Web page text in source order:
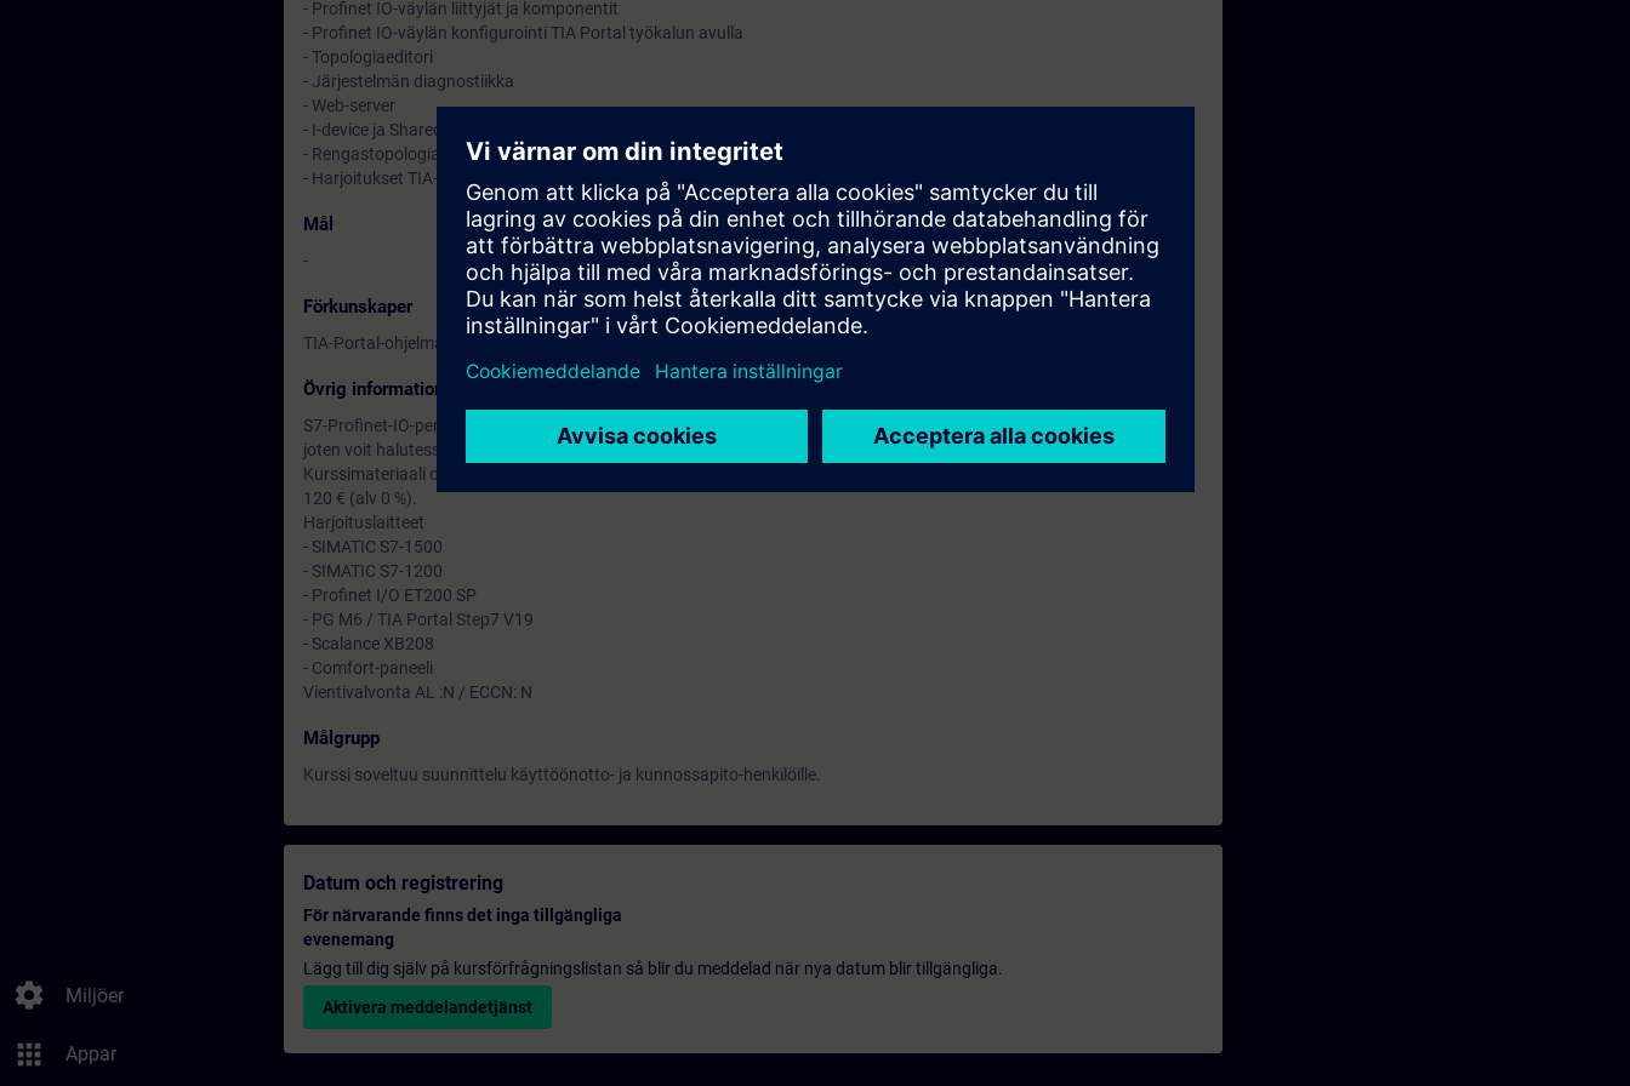
settings Miljöer
apps Appar
- Profinet IO-väylän liittyjät ja komponentit
- Profinet IO-väylän konfigurointi TIA Portal työkalun avulla
- Topologiaeditori
- Järjestelmän diagnostiikka
- Web-server
- I-device ja Shared device
- Rengastopologia (MRP-protokolla)
- Harjoitukset TIA-Portal ja S7-1500
Mål
-
Förkunskaper
TIA-Portal-ohjelman ja S7-1500-tuntemus.
Övrig information
S7-Profinet-IO-peruskurssi, TIA-Profinet ja Profinet WLAN kurssit järjestetään samoilla viikoilla peräkkäisinä päivinä,
joten voit halutessi laajentaa profinet osaamistasi kerralla useammalla kurssilla.
Kurssimateriaali on englanniksi ja jaetaan sähköisessä muodossa (pdf). Osallistuja voi tilata tulostetun mapin hintaan
120 € (alv 0 %).
Harjoituslaitteet
- SIMATIC S7-1500
- SIMATIC S7-1200
- Profinet I/O ET200 SP
- PG M6 / TIA Portal Step7 V19
- Scalance XB208
- Comfort-paneeli
Vientivalvonta AL :N / ECCN: N
Målgrupp
Kurssi soveltuu suunnittelu käyttöönotto- ja kunnossapito-henkilöille.
Datum och registrering
För närvarande finns det inga tillgängliga
evenemang
Lägg till dig själv på kursförfrågningslistan så blir du meddelad när nya datum blir tillgängliga.
Aktivera meddelandetjänst